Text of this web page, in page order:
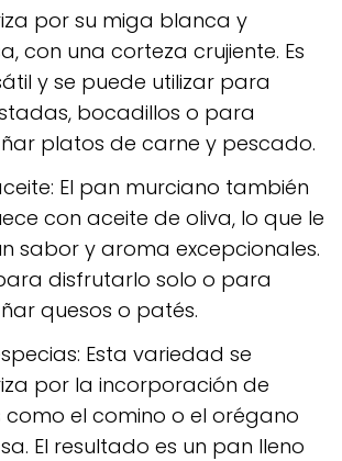
por su miga blanca y
con una corteza crujiente. Es
y se puede utilizar para
bocadillos o para
platos de carne y pescado.
El pan murciano también
con aceite de oliva, lo que le
sabor y aroma excepcionales.
disfrutarlo solo o para
quesos o patés.
Esta variedad se
por la incorporación de
como el comino o el orégano
El resultado es un pan lleno